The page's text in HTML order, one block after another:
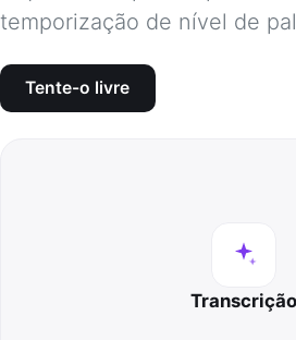
temporização de nível de
Tente-o livre
Transcrição